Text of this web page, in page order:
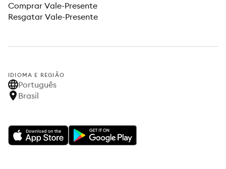
Comprar Vale-Presente
Resgatar Vale-Presente
IDIOMA E REGIÃO
Português
Brasil